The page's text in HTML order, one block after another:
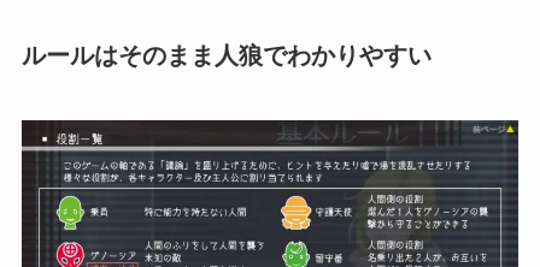
ルールはそのまま人狼でわかりやすい